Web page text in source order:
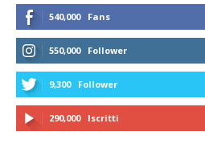
540,000 Fans
550,000 Follower
9,300 Follower
290,000 Iscritti